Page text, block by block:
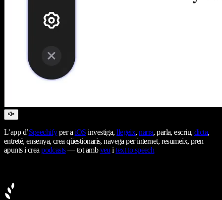
L’app d’Speechifyper aiOS investiga,llegeix,narra, parla, escriu, dicta,
entreté, ensenya, crea qüestionaris, navega per internet, resumeix, pren
apunts i creapodcasts— tot ambveuitext to speech